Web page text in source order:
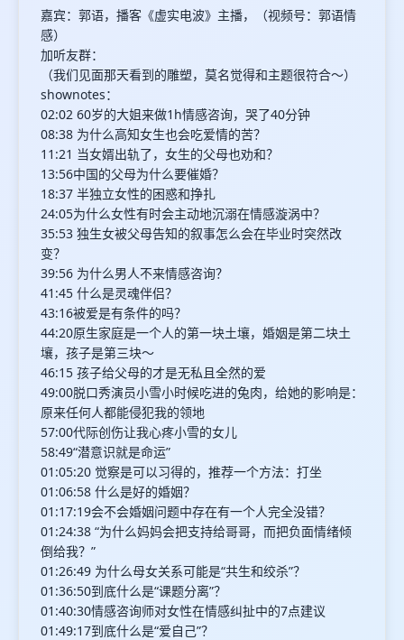
嘉宾：郭语，播客《虚实电波》主播，（视频号：郭语情
感）
加听友群：
（我们见面那天看到的雕塑，莫名觉得和主题很符合～）
shownotes：
02:02 60岁的大姐来做1h情感咨询，哭了40分钟
08:38 为什么高知女生也会吃爱情的苦？
11:21 当女婿出轨了，女生的父母也劝和？
13:56中国的父母为什么要催婚？
18:37 半独立女性的困惑和挣扎
24:05为什么女性有时会主动地沉溺在情感漩涡中？
35:53 独生女被父母告知的叙事怎么会在毕业时突然改
变？
39:56 为什么男人不来情感咨询？
41:45 什么是灵魂伴侣？
43:16被爱是有条件的吗？
44:20原生家庭是一个人的第一块土壤，婚姻是第二块土
壤，孩子是第三块～
46:15 孩子给父母的才是无私且全然的爱
49:00脱口秀演员小雪小时候吃进的兔肉，给她的影响是：
原来任何人都能侵犯我的领地
57:00代际创伤让我心疼小雪的女儿
58:49“潜意识就是命运”
01:05:20 觉察是可以习得的，推荐一个方法：打坐
01:06:58 什么是好的婚姻？
01:17:19会不会婚姻问题中存在有一个人完全没错？
01:24:38 “为什么妈妈会把支持给哥哥，而把负面情绪倾
倒给我？”
01:26:49 为什么母女关系可能是“共生和绞杀”？
01:36:50到底什么是“课题分离”？
01:40:30情感咨询师对女性在情感纠扯中的7点建议
01:49:17到底什么是“爱自己”？